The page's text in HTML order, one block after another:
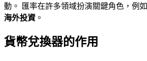
動。 匯率在許多領域扮演關鍵角色，例如
海外投資。
貨幣兌換器的作用